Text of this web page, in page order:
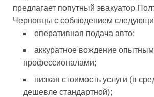
предлагает попутный эвакуатор
Черновцы с соблюдением
оперативная подача авто;
аккуратное вождение
профессионалами;
низкая стоимость услуги (в
дешевле стандартной);